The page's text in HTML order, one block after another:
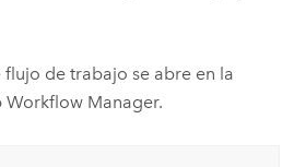
flujo de trabajo se abre en la
Workflow Manager.